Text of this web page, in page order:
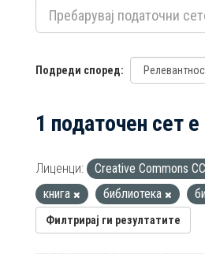
Подреди според
1 податочен сет е
Лиценци: Creative Commons
книга
библиотека
Филтрирај ги резултатите